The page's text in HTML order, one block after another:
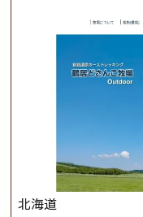
北海道